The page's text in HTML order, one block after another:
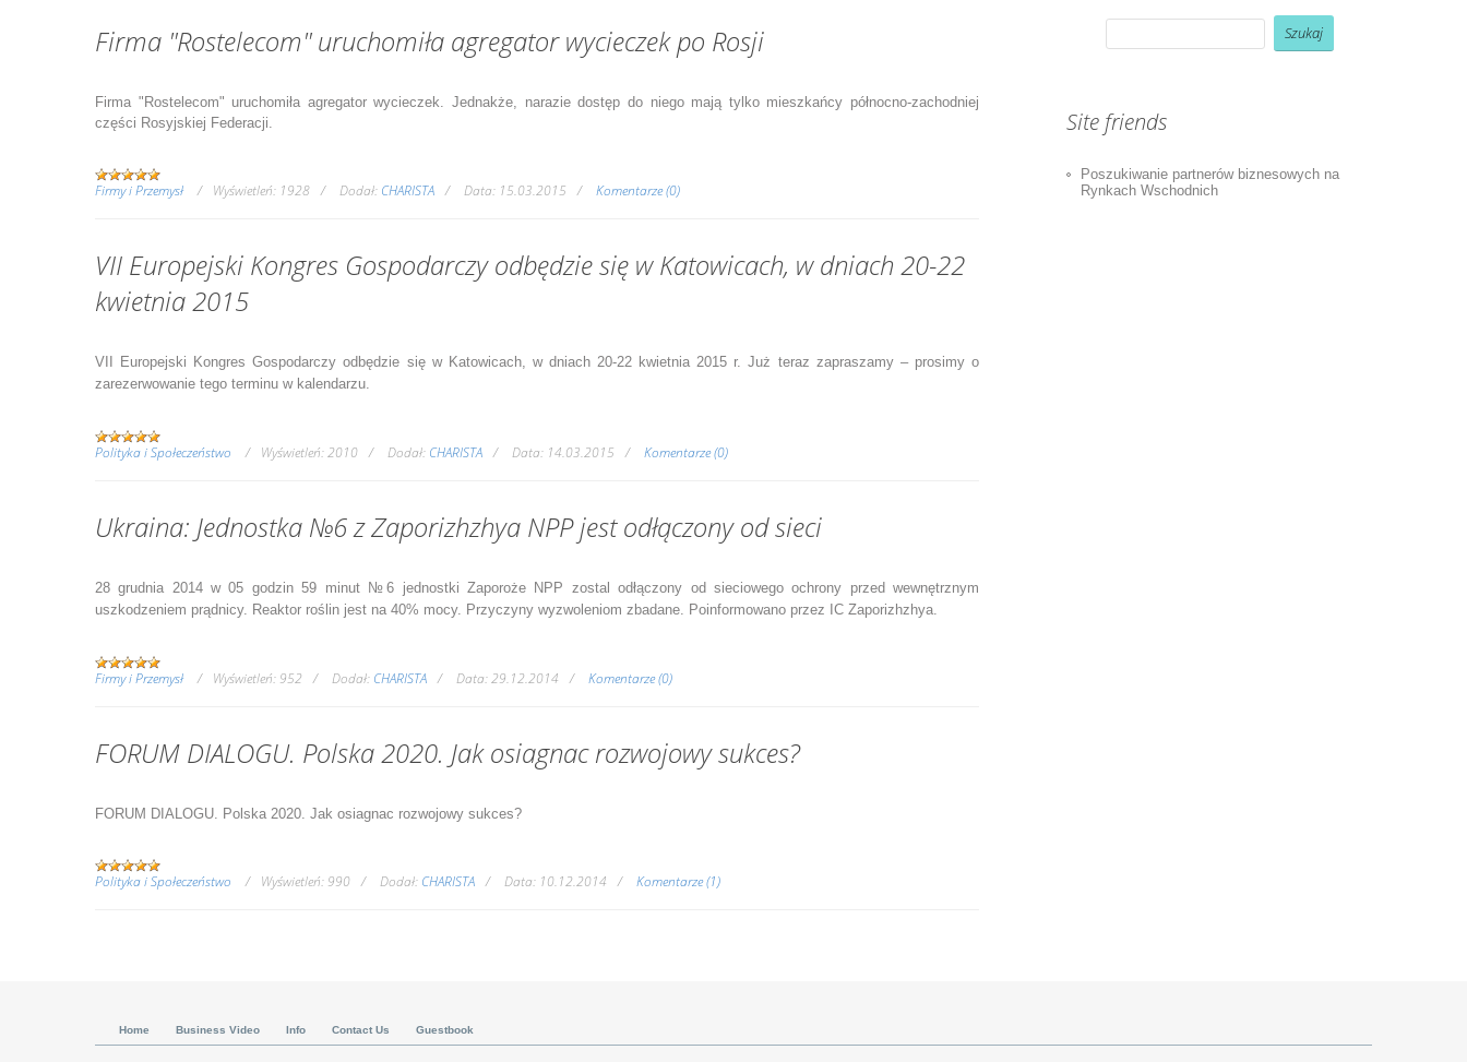
Firma "Rostelecom" uruchomiła agregator wycieczek po Rosji
Firma "Rostelecom" uruchomiła agregator wycieczek. Jednakże, narazie dostęp do niego mają tylko mieszkańcy północno-zachodniej
części Rosyjskiej Federacji.
Firmy i Przemysł Wyświetleń: 1928 Dodał: CHARISTA Data: 15.03.2015 Komentarze (0)
VII Europejski Kongres Gospodarczy odbędzie się w Katowicach, w dniach 20-22
kwietnia 2015
VII Europejski Kongres Gospodarczy odbędzie się w Katowicach, w dniach 20-22 kwietnia 2015 r. Już teraz zapraszamy – prosimy o
zarezerwowanie tego terminu w kalendarzu.
Polityka i Społeczeństwo Wyświetleń:2010 Dodał: CHARISTA Data: 14.03.2015 Komentarze (0)
Ukraina: Jednostka №6 z Zaporizhzhya NPP jest odłączony od sieci
28 grudnia 2014 w 05 godzin 59 minut №6 jednostki Zaporoże NPP zostal odłączony od sieciowego ochrony przed wewnętrznym
uszkodzeniem prądnicy. Reaktor roślin jest na 40% mocy. Przyczyny wyzwoleniom zbadane. Poinformowano przez IC Zaporizhzhya.
Firmy i Przemysł Wyświetleń: 952 Dodał: CHARISTA Data:29.12.2014 Komentarze (0)
FORUM DIALOGU. Polska 2020. Jak osiagnac rozwojowy sukces?
FORUM DIALOGU. Polska 2020. Jak osiagnac rozwojowy sukces?
Polityka i Społeczeństwo Wyświetleń: 990 Dodał: CHARISTA Data: 10.12.2014 Komentarze (1)
Site friends
Poszukiwanie partnerów biznesowych na
Rynkach Wschodnich
Home Business Video Info Contact Us Guestbook